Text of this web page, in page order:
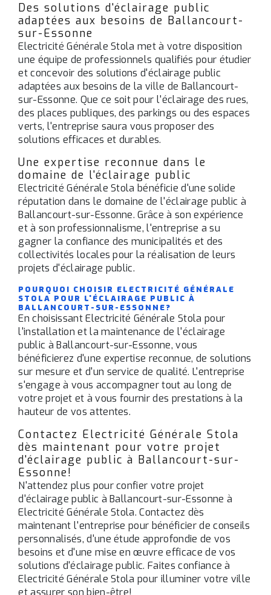
Des solutions d'éclairage public
adaptées aux besoins de Ballancourt-
sur-Essonne
Electricité Générale Stola met à votre disposition
une équipe de professionnels qualifiés pour étudier
et concevoir des solutions d'éclairage public
adaptées aux besoins de la ville de Ballancourt-
sur-Essonne. Que ce soit pour l'éclairage des rues,
des places publiques, des parkings ou des espaces
verts, l'entreprise saura vous proposer des
solutions efficaces et durables.
Une expertise reconnue dans le
domaine de l'éclairage public
Electricité Générale Stola bénéficie d'une solide
réputation dans le domaine de l'éclairage public à
Ballancourt-sur-Essonne. Grâce à son expérience
et à son professionnalisme, l'entreprise a su
gagner la confiance des municipalités et des
collectivités locales pour la réalisation de leurs
projets d'éclairage public.
POURQUOI CHOISIR ELECTRICITÉ GÉNÉRALE
STOLA POUR L'ÉCLAIRAGE PUBLIC À
BALLANCOURT-SUR-ESSONNE?
En choisissant Electricité Générale Stola pour
l'installation et la maintenance de l'éclairage
public à Ballancourt-sur-Essonne, vous
bénéficierez d'une expertise reconnue, de solutions
sur mesure et d'un service de qualité. L'entreprise
s'engage à vous accompagner tout au long de
votre projet et à vous fournir des prestations à la
hauteur de vos attentes.
Contactez Electricité Générale Stola
dès maintenant pour votre projet
d'éclairage public à Ballancourt-sur-
Essonne!
N'attendez plus pour confier votre projet
d'éclairage public à Ballancourt-sur-Essonne à
Electricité Générale Stola. Contactez dès
maintenant l'entreprise pour bénéficier de conseils
personnalisés, d'une étude approfondie de vos
besoins et d'une mise en œuvre efficace de vos
solutions d'éclairage public. Faites confiance à
Electricité Générale Stola pour illuminer votre ville
et assurer son bien-être!